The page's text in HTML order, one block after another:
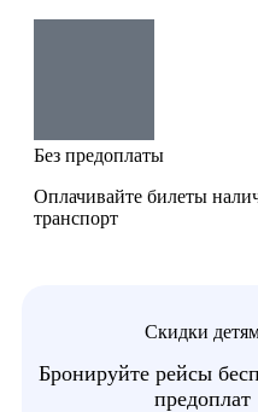
Без предоплаты
Оплачивайте билеты
транспорт
Скидки
Бронируйте рейсы
предоплат